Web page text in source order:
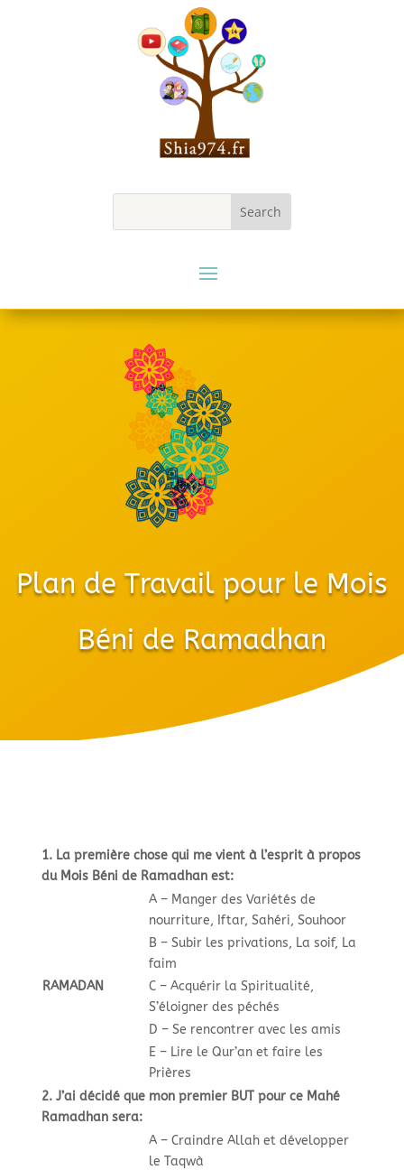
Plan de Travail pour le Mois
Béni de Ramadhan
1. La première chose qui me vient à l’esprit à propos
du Mois Béni de Ramadhan est:
RAMADAN
A – Manger des Variétés de
nourriture, Iftar, Sahéri, Souhoor
B – Subir les privations, La soif, La
faim
C – Acquérir la Spiritualité,
S’éloigner des péchés
D – Se rencontrer avec les amis
E – Lire le Qur’an et faire les
Prières
2. J’ai décidé que mon premier BUT pour ce Mahé
Ramadhan sera:
A – Craindre Allah et développer
le Taqwà